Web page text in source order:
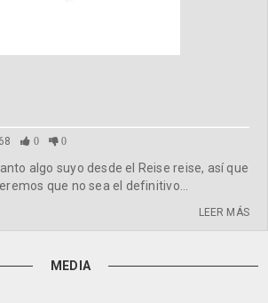
0 0
algo suyo desde el Reise reise, así que
que no sea el definitivo...
LEER MÁS
MEDIA